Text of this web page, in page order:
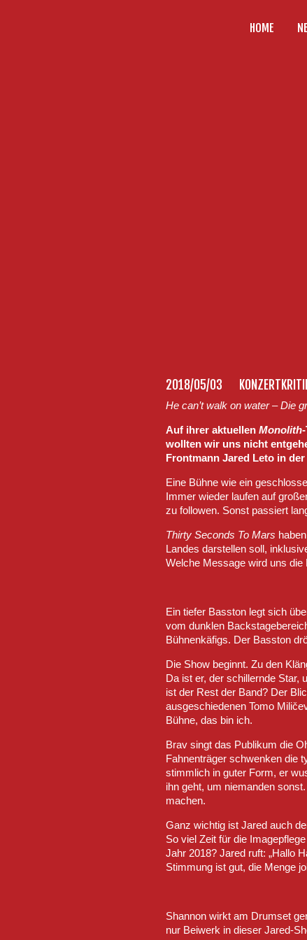
HOME
2018/05/03
He can’t walk on water – Die
Auf ihrer aktuellen Monolith
wollten wir uns nicht
Frontmann Jared Leto in
Eine Bühne wie ein
Immer wieder laufen auf
zu followen. Sonst passiert
Thirty Seconds To Mars
Landes darstellen soll,
Welche Message wird uns die
Ein tiefer Basston legt sich
vom dunklen
Bühnenkäfigs. Der Basston
Die Show beginnt. Zu den
Da ist er, der schillernde Star,
ist der Rest der Band? Der
ausgeschiedenen Tomo
Bühne, das bin ich.
Brav singt das Publikum die
Fahnenträger schwenken die
stimmlich in guter Form, er
ihn geht, um niemanden
machen.
Ganz wichtig ist Jared auch
So viel Zeit für die
Jahr 2018? Jared ruft: „Hallo
Stimmung ist gut, die Menge
Shannon wirkt am Drumset
nur Beiwerk in dieser Jared-